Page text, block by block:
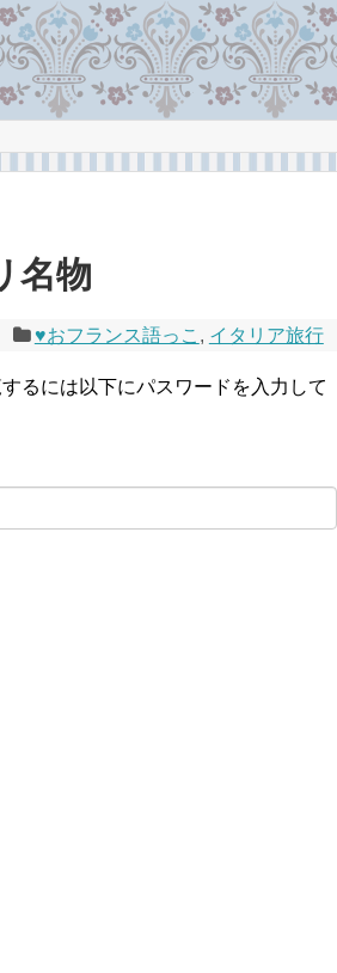
名物
♥︎おフランス語っこ , イタリア旅行
るには以下にパスワードを入力して